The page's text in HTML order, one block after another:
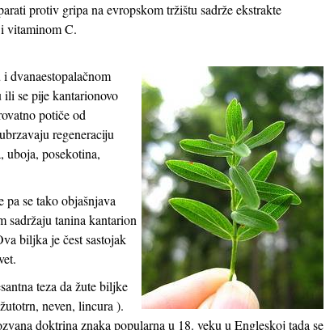
protiv gripa na evropskom tržištu sadrže ekstrakte
vitaminom C.
dvanaestopalačnom
se pije kantarionovo
potiče od
regeneraciju
uboja, posekotina,
pa se tako objašnjava
sadržaju tanina kantarion
biljka je čest sastojak
teza da žute biljke
neven, lincura ).
doktrina znaka popularna u 18. veku u Engleskoj tada se